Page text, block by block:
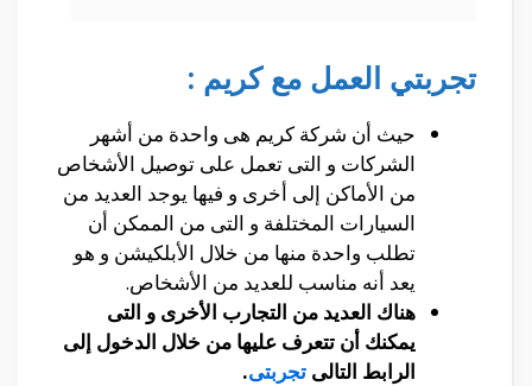
تجربتي العمل مع كريم :
حيث أن شركة كريم هى واحدة من أشهر
الشركات و التى تعمل على توصيل الأشخاص
من الأماكن إلى أخرى و فيها يوجد العديد من
السيارات المختلفة و التى من الممكن أن
تطلب واحدة منها من خلال الأبلكيشن و هو
يعد أنه مناسب للعديد من الأشخاص.
هناك العديد من التجارب الأخرى و التى
يمكنك أن تتعرف عليها من خلال الدخول إلى
الرابط التالى تجربتى.